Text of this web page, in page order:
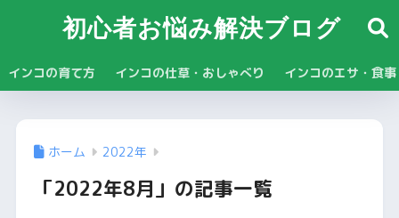
初心者お悩み解決ブログ
インコの育て方 インコの仕草・おしゃべり インコのエサ・食事
ホーム 2022年
「2022年8月」の記事一覧